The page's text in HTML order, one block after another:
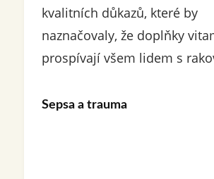
kvalitních důkazů, které by
naznačovaly, že doplňky
prospívají všem lidem s
Sepsa a trauma